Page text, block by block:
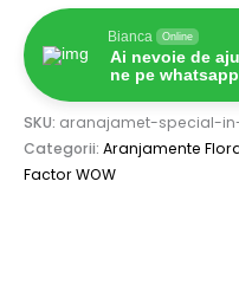
Bianca Online
Ai nevoie de
ne pe whatsapp
SKU: aranajamet-special-
Categorii: Aranjamente
Factor WOW